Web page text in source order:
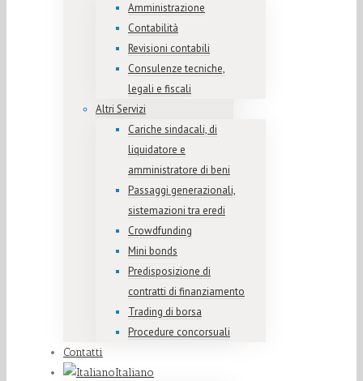
Amministrazione
Contabilità
Revisioni contabili
Consulenze tecniche,
legali e fiscali
Altri Servizi
Cariche sindacali, di
liquidatore e
amministratore di beni
Passaggi generazionali,
sistemazioni tra eredi
Crowdfunding
Mini bonds
Predisposizione di
contratti di finanziamento
Trading di borsa
Procedure concorsuali
Contatti
Italiano